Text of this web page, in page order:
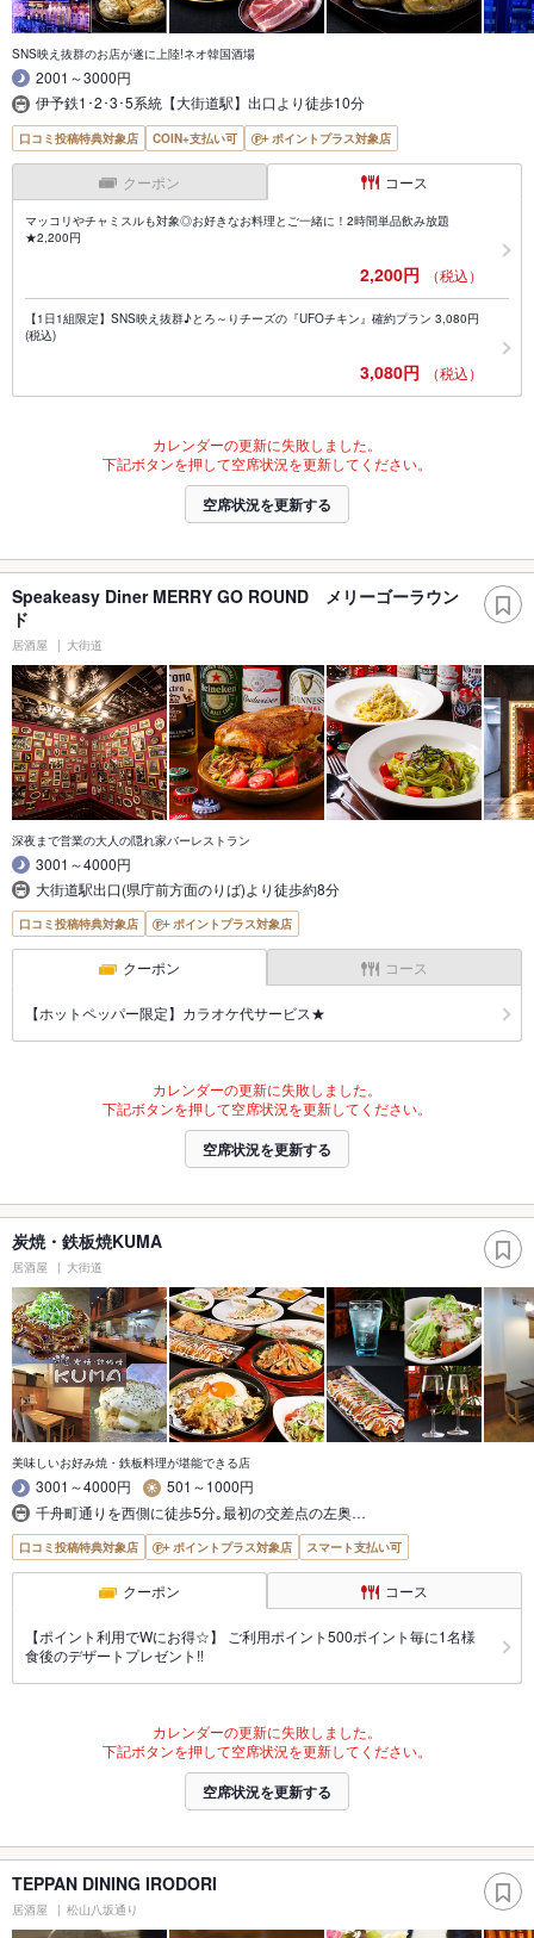
SNS映え抜群のお店が遂に上陸!ネオ韓国酒場
2001～3000円
伊予鉄1･2･3･5系統【大街道駅】出口より徒歩10分
口コミ投稿特典対象店 COIN+支払い可 ポイントプラス対象店
クーポン コース
マッコリやチャミスルも対象◎お好きなお料理とご一緒に！2時間単品飲み放題
★2,200円
2,200円 （税込）
【1日1組限定】SNS映え抜群♪とろ～りチーズの『UFOチキン』確約プラン 3,080円
(税込)
3,080円 （税込）
カレンダーの更新に失敗しました。
下記ボタンを押して空席状況を更新してください。
空席状況を更新する
Speakeasy Diner MERRY GO ROUND メリーゴーラウン
ド
居酒屋 大街道
深夜まで営業の大人の隠れ家バーレストラン
3001～4000円
大街道駅出口(県庁前方面のりば)より徒歩約8分
口コミ投稿特典対象店 ポイントプラス対象店
クーポン コース
【ホットペッパー限定】カラオケ代サービス★
カレンダーの更新に失敗しました。
下記ボタンを押して空席状況を更新してください。
空席状況を更新する
炭焼・鉄板焼KUMA
居酒屋 大街道
美味しいお好み焼・鉄板料理が堪能できる店
3001～4000円
501～1000円
千舟町通りを西側に徒歩5分｡最初の交差点の左奥…
口コミ投稿特典対象店 ポイントプラス対象店 スマート支払い可
クーポン コース
【ポイント利用でWにお得☆】 ご利用ポイント500ポイント毎に1名様
食後のデザートプレゼント!!
カレンダーの更新に失敗しました。
下記ボタンを押して空席状況を更新してください。
空席状況を更新する
TEPPAN DINING IRODORI
居酒屋 松山八坂通り